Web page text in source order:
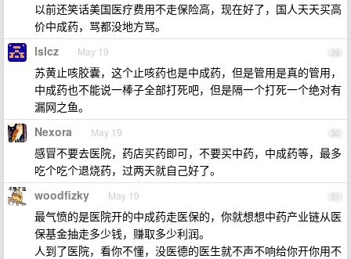
以前还笑话美国医疗费用不走保险高，现在好了，国人天天买高
价中成药，骂都没地方骂。
29
lslcz May 19
苏黄止咳胶囊，这个止咳药也是中成药，但是管用是真的管用，
中成药也不能说一棒子全部打死吧，但是隔一个打死一个绝对有
漏网之鱼。
30
Nexora May 19
感冒不要去医院，药店买药即可，不要买中药，中成药等，最多
吃个吃个退烧药，过两天就自己好了。
31
woodfizky May 19
最气愤的是医院开的中成药走医保的，你就想想中药产业链从医
保基金抽走多少钱，赚取多少利润。
人到了医院，看你不懂，没医德的医生就不声不响给你开你用不